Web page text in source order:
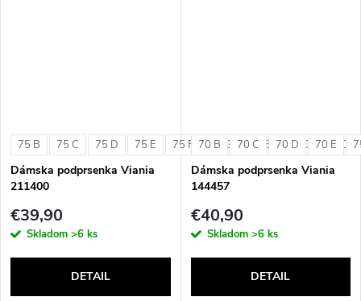
75 B 75 C 75 D 75 E 75 F 75 G 80 B 80 C 80 D
Dámska podprsenka Viania
211400
€39,90
Skladom >6 ks
DETAIL
70 B 70 C 70 D 70 E
Dámska podprsenka Viania
144457
€40,90
Skladom >6 ks
DETAIL